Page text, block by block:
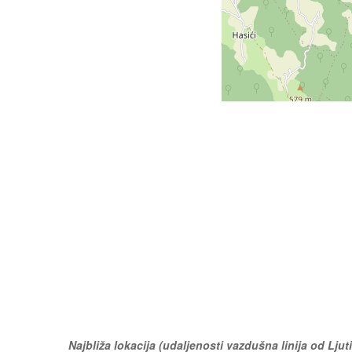
Najbliža lokacija (udaljenosti vazdušna linija od